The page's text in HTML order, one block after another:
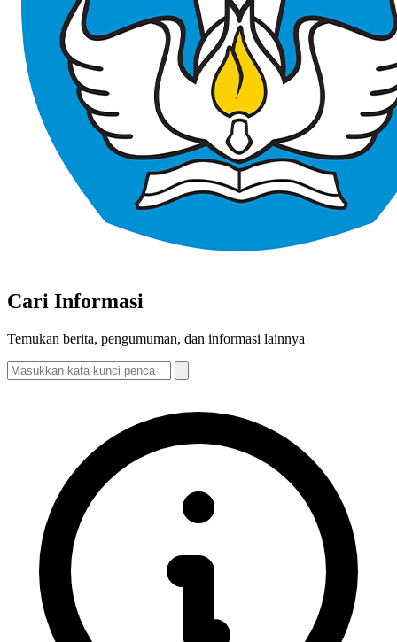
Cari Informasi
Temukan berita, pengumuman, dan informasi lainnya